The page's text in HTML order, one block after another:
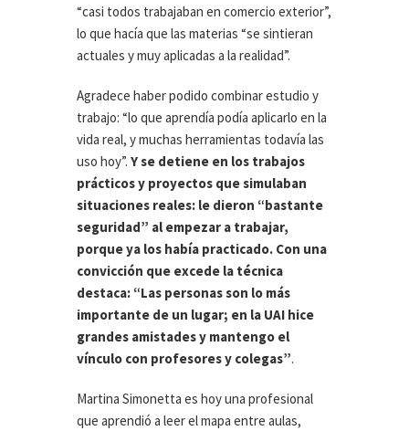
“casi todos trabajaban en comercio exterior”,
lo que hacía que las materias “se sintieran
actuales y muy aplicadas a la realidad”.
Agradece haber podido combinar estudio y
trabajo: “lo que aprendía podía aplicarlo en la
vida real, y muchas herramientas todavía las
uso hoy”. Y se detiene en los trabajos
prácticos y proyectos que simulaban
situaciones reales: le dieron “bastante
seguridad” al empezar a trabajar,
porque ya los había practicado. Con una
convicción que excede la técnica
destaca: “Las personas son lo más
importante de un lugar; en la UAI hice
grandes amistades y mantengo el
vínculo con profesores y colegas”.
Martina Simonetta es hoy una profesional
que aprendió a leer el mapa entre aulas,